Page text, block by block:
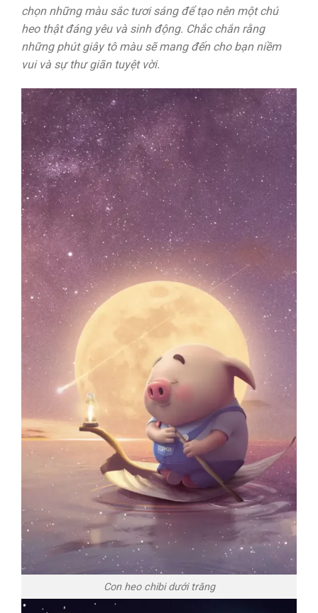
chọn những màu sắc tươi sáng để tạo nên một chú
heo thật đáng yêu và sinh động. Chắc chắn rằng
những phút giây tô màu sẽ mang đến cho bạn niềm
vui và sự thư giãn tuyệt vời.
Con heo chibi dưới trăng